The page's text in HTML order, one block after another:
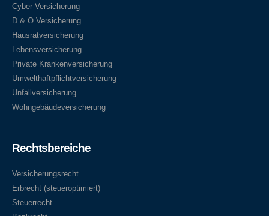
Cyber-Versicherung
D & O Versicherung
Hausratversicherung
Lebensversicherung
Private Krankenversicherung
Umwelthaftpflichtversicherung
Unfallversicherung
Wohngebäudeversicherung
Rechtsbereiche
Versicherungsrecht
Erbrecht (steueroptimiert)
Steuerrecht